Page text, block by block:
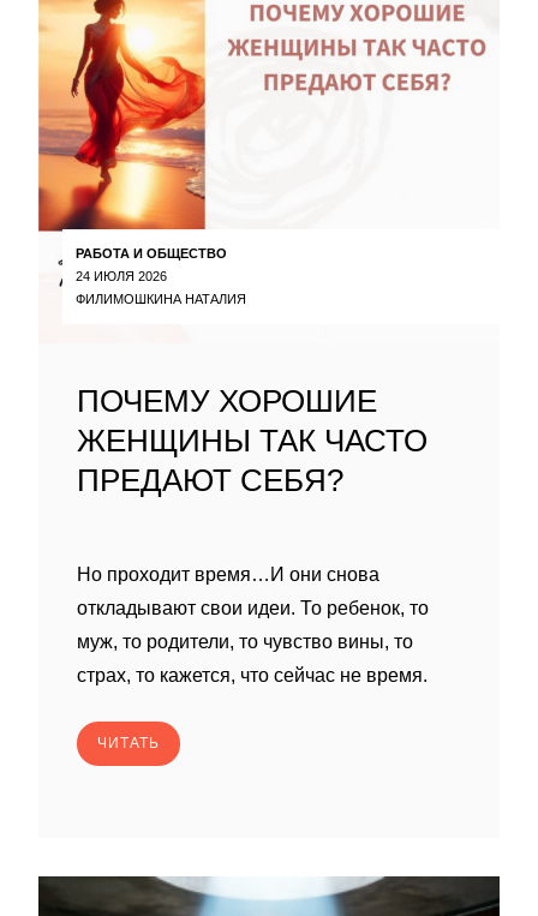
РАБОТА И ОБЩЕСТВО
24 ИЮЛЯ 2026
ФИЛИМОШКИНА НАТАЛИЯ
ПОЧЕМУ ХОРОШИЕ
ЖЕНЩИНЫ ТАК ЧАСТО
ПРЕДАЮТ СЕБЯ?
Но проходит время…И они снова
откладывают свои идеи. То ребенок, то
муж, то родители, то чувство вины, то
страх, то кажется, что сейчас не время.
ЧИТАТЬ